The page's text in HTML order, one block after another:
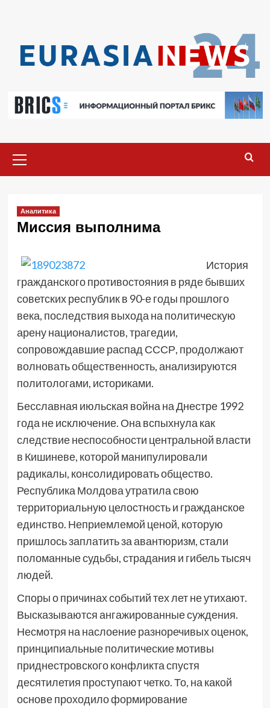
меню
Аналитика
Миссия выполнима
История
гражданского противостояния в ряде бывших
советских республик в 90-е годы прошлого
века, последствия выхода на политическую
арену националистов, трагедии,
сопровождавшие распад СССР, продолжают
волновать общественность, анализируются
политологами, историками.
Бесславная июльская война на Днестре 1992
года не исключение. Она вспыхнула как
следствие неспособности центральной власти
в Кишиневе, которой манипулировали
радикалы, консолидировать общество.
Республика Молдова утратила свою
территориальную целостность и гражданское
единство. Неприемлемой ценой, которую
пришлось заплатить за авантюризм, стали
поломанные судьбы, страдания и гибель тысяч
людей.
Споры о причинах событий тех лет не утихают.
Высказываются ангажированные суждения.
Несмотря на наслоение разноречивых оценок,
принципиальные политические мотивы
приднестровского конфликта спустя
десятилетия проступают четко. То, на какой
основе проходило формирование